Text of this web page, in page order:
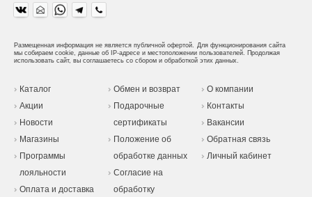
Размещенная информация не является публичной офертой. Для функционирования сайта
мы собираем cookie, данные об IP-адресе и местоположении пользователей. Продолжая
использовать сайт, вы соглашаетесь со сбором и обработкой этих данных.
Каталог
Акции
Новости
Магазины
Программы
лояльности
Оплата и доставка
Обмен и возврат
Подарочные
сертификаты
Положение об
обработке данных
Согласие на
обработку
О компании
Контакты
Вакансии
Обратная связь
Личный кабинет